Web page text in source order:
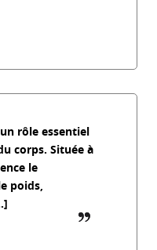
rôle essentiel
corps. Située à
le
poids,